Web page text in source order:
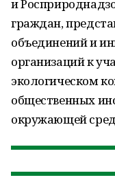
и
граждан,
объединений и
организаций к
экологическом
общественных
окружающей